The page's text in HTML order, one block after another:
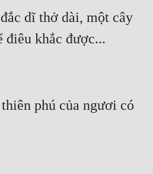
điêu khắc được...